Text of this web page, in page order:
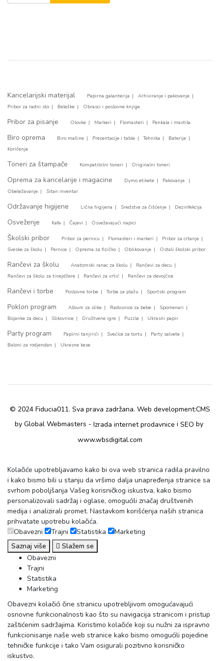
Kancelarijski materijal Papirna galanterija
Arhiviranje i pakovanje
Pribor za radni sto
Beleške Obrasci i poslovne knjige
Pribor za pisanje Olovke Markeri Flomasteri Penkala i mastila
Biro oprema Biro mašine Prezentacije i table Tehnika
Baterije
Koričenje
Toneri za štampače Kompatibilni toneri Originalni toneri
Oprema za kancelarije i magacine Dymo etikete
Pakovanje
Obeležavanje
Sitan inventar
Održavanje higijene Lična higijena Sredstva za čišćenje Dezinfekcija
Osveženje Kafa Čajevi Osvežavajući napici
Školski pribor Pribor za pernicu Flomasteri i markeri
Pribor za crtanje
Sveske za školu
Pernice Oprema za fizičko Oblikovanje Ostali školski pribor
Rančevi za školu Anatomski ranac za školu
Rančevi za decu
Rančevi za školu za tinejdžere
Rančevi za vrtić Rančevi za devojčice
Rančevi i torbe Poslovne torbe Torbe za plažu Sportski program
Poklon program Album za slike Radosnice za bebe
Spomenari
Bojanke za decu
Slikovnice Društvene igre Puzzle Ukrasni papir
Party program Papirni tanjirići Svećice za tortu
Party salvete
Baloni za rodjendan
Ukrasne kese
© 2024 Fiducia011. Sva prava zadržana. Web development:CMS
by Global Webmasters - Izrada internet prodavnice i SEO by
www.wbsdigital.com
Kolačiće upotrebljavamo kako bi ova web stranica radila pravilno
i kako bismo bili u stanju da vršimo dalja unapređenja stranice sa
svrhom poboljšanja Vašeg korisničkog iskustva, kako bismo
personalizovali sadržaj i oglase, omogućili značaj društvenih
medija i analizirali promet. Nastavkom korišćenja naših stranica
prihvatate upotrebu kolačića.
Obavezni
Trajni Statistika
Marketing
Saznaj više
Slažem se
Obavezni
Trajni
Statistika
Marketing
Obavezni kolačići čine stranicu upotrebljivom omogućavajući
osnovne funkcionalnosti kao što su navigacija stranicom i pristup
zaštićenim sadržajima. Koristimo kolačiće koji su nužni za ispravno
funkcionisanje naše web stranice kako bismo omogućili pojedine
tehničke funkcije i tako Vam osigurali pozitivno korisničko
iskustvo.